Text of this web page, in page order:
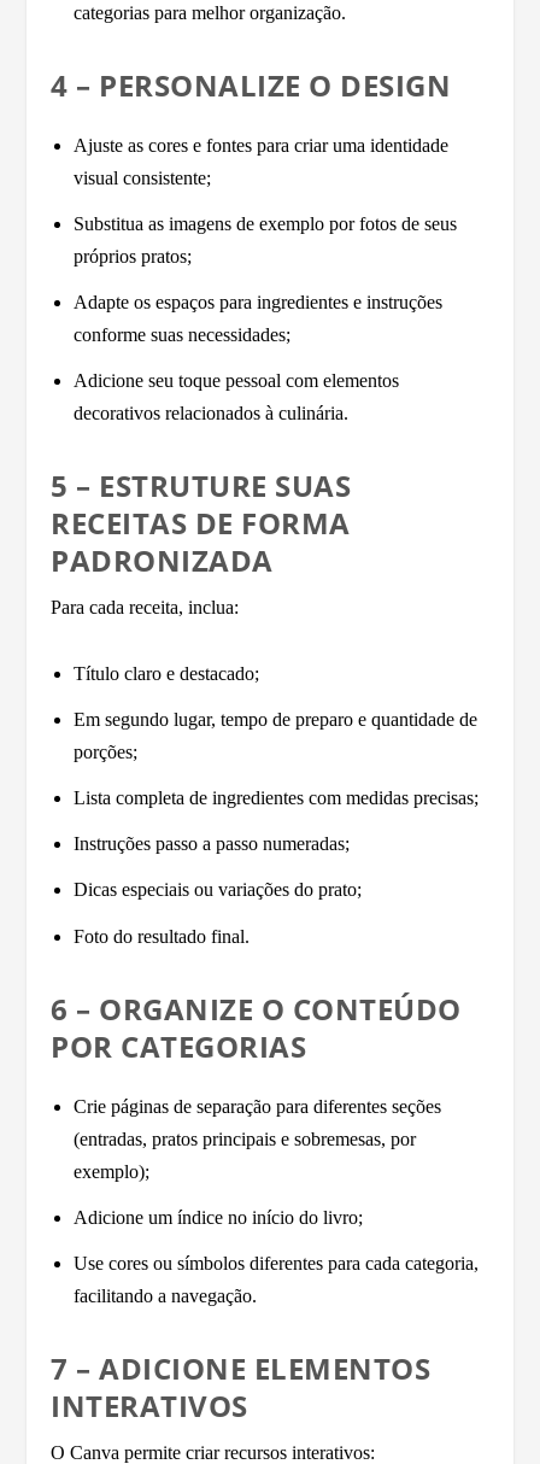
categorias para melhor organização.
4 – PERSONALIZE O DESIGN
Ajuste as cores e fontes para criar uma identidade
visual consistente;
Substitua as imagens de exemplo por fotos de seus
próprios pratos;
Adapte os espaços para ingredientes e instruções
conforme suas necessidades;
Adicione seu toque pessoal com elementos
decorativos relacionados à culinária.
5 – ESTRUTURE SUAS
RECEITAS DE FORMA
PADRONIZADA
Para cada receita, inclua:
Título claro e destacado;
Em segundo lugar, tempo de preparo e quantidade de
porções;
Lista completa de ingredientes com medidas precisas;
Instruções passo a passo numeradas;
Dicas especiais ou variações do prato;
Foto do resultado final.
6 – ORGANIZE O CONTEÚDO
POR CATEGORIAS
Crie páginas de separação para diferentes seções
(entradas, pratos principais e sobremesas, por
exemplo);
Adicione um índice no início do livro;
Use cores ou símbolos diferentes para cada categoria,
facilitando a navegação.
7 – ADICIONE ELEMENTOS
INTERATIVOS
O Canva permite criar recursos interativos: